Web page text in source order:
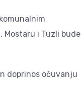
Mostaru i Tuzli bude
doprinos očuvanju